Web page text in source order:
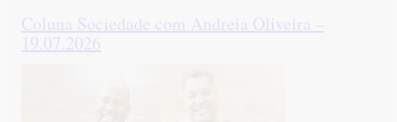
Coluna Sociedade com Andreia Oliveira –
19.07.2026